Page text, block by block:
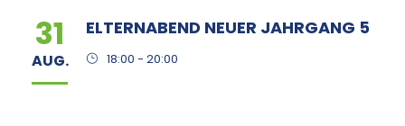
31
AUG.
ELTERNABEND NEUER JAHRGANG 5
18:00 - 20:00